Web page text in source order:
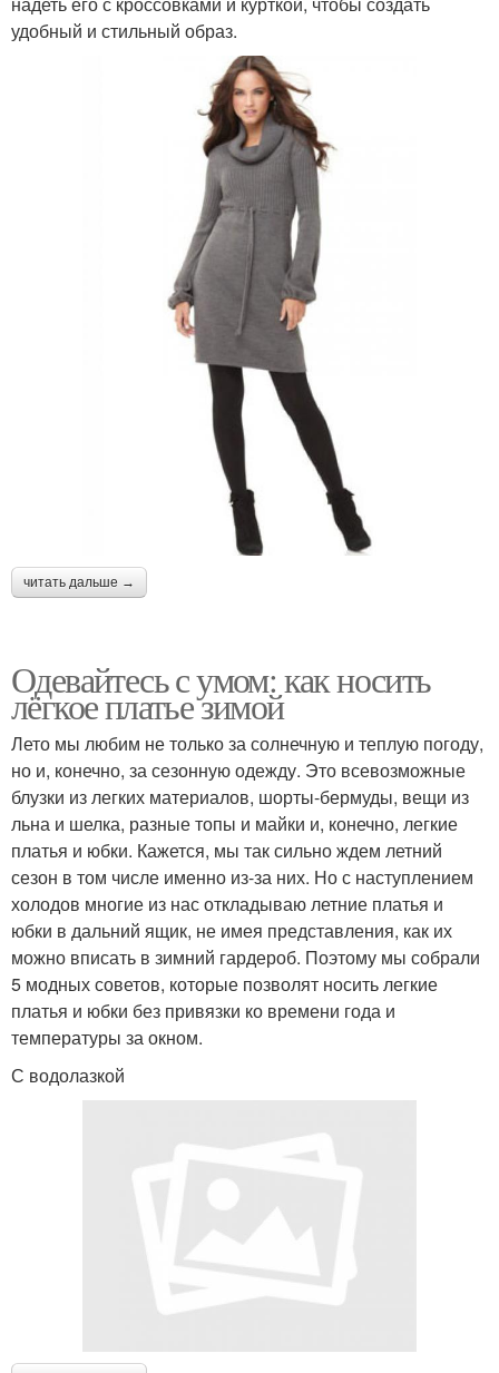
удобный и стильный образ.
читать дальше →
Одевайтесь с умом: как носить
лёгкое платье зимой
Лето мы любим не только за солнечную и теплую погоду,
но и, конечно, за сезонную одежду. Это всевозможные
блузки из легких материалов, шорты-бермуды, вещи из
льна и шелка, разные топы и майки и, конечно, легкие
платья и юбки. Кажется, мы так сильно ждем летний
сезон в том числе именно из-за них. Но с наступлением
холодов многие из нас откладываю летние платья и
юбки в дальний ящик, не имея представления, как их
можно вписать в зимний гардероб. Поэтому мы собрали
5 модных советов, которые позволят носить легкие
платья и юбки без привязки ко времени года и
температуры за окном.
С водолазкой